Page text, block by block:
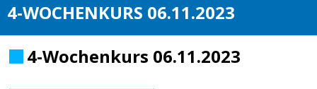
4-WOCHENKURS 06.11.2023
4-Wochenkurs 06.11.2023